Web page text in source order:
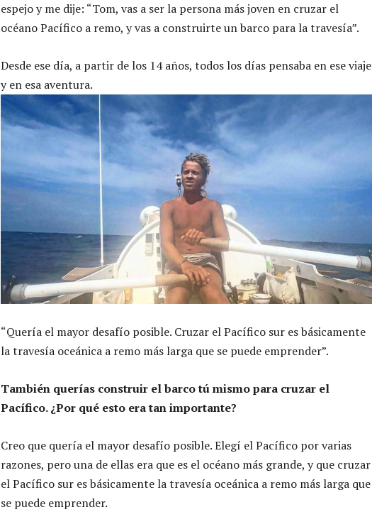
espejo y me dije: “Tom, vas a ser la persona más joven en cruzar el
océano Pacífico a remo, y vas a construirte un barco para la travesía”.
Desde ese día, a partir de los 14 años, todos los días pensaba en ese viaje
y en esa aventura.
“Quería el mayor desafío posible. Cruzar el Pacífico sur es básicamente
la travesía oceánica a remo más larga que se puede emprender”.
También querías construir el barco tú mismo para cruzar el
Pacífico. ¿Por qué esto era tan importante?
Creo que quería el mayor desafío posible. Elegí el Pacífico por varias
razones, pero una de ellas era que es el océano más grande, y que cruzar
el Pacífico sur es básicamente la travesía oceánica a remo más larga que
se puede emprender.